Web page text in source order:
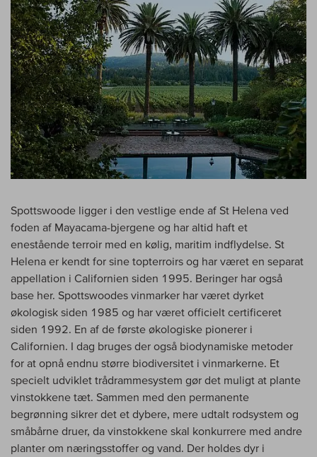
Spottswoode ligger i den vestlige ende af St Helena ved
foden af Mayacama-bjergene og har altid haft et
enestående terroir med en kølig, maritim indflydelse. St
Helena er kendt for sine topterroirs og har været en separat
appellation i Californien siden 1995. Beringer har også
base her. Spottswoodes vinmarker har været dyrket
økologisk siden 1985 og har været officielt certificeret
siden 1992. En af de første økologiske pionerer i
Californien. I dag bruges der også biodynamiske metoder
for at opnå endnu større biodiversitet i vinmarkerne. Et
specielt udviklet trådrammesystem gør det muligt at plante
vinstokkene tæt. Sammen med den permanente
begrønning sikrer det et dybere, mere udtalt rodsystem og
småbårne druer, da vinstokkene skal konkurrere med andre
planter om næringsstoffer og vand. Der holdes dyr i